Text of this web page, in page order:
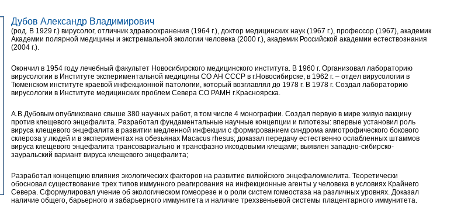
Дубов Александр Владимирович
(род. В 1929 г.) вирусолог, отличник здравоохранения (1964 г.), доктор медицинских наук (1967 г.), профессор (1967), академик
Академии полярной медицины и экстремальной экологии человека (2000 г.), академик Российской академии естествознания
(2004 г.).
Окончил в 1954 году лечебный факультет Новосибирского медицинского института. В 1960 г. Организовал лабораторию
вирусологии в Институте экспериментальной медицины СО АН СССР в г.Новосибирске, в 1962 г. – отдел вирусологии в
Тюменском институте краевой инфекционной патологии, который возглавлял до 1978 г. В 1978 г. Создал лабораторию
вирусологии в Институте медицинских проблем Севера СО РАМН г.Красноярска.
А.В.Дубовым опубликовано свыше 380 научных работ, в том числе 4 монографии. Создал первую в мире живую вакцину
против клещевого энцефалита. Разработал фундаментальные научные концепции и гипотезы: впервые установил роль
вируса клещевого энцефалита в развитии медленной инфекции с формированием синдрома амиотрофического бокового
склероза у людей и в экспериментах на обезьянах Macacus rhesus; доказал передачу естественно ослабленных штаммов
вируса клещевого энцефалита трансовариально и трансфазно иксодовыми клещами; выявлен западно-сибирско-
зауральский вариант вируса клещевого энцефалита;
Разработал концепцию влияния экологических факторов на развитие вилюйского энцефаломиелита. Теоретически
обосновал существование трех типов иммунного реагирования на инфекционные агенты у человека в условиях Крайнего
Севера. Сформулировал учение об экологическом гомеорезе и о роли систем гомеостаза на различных уровнях. Доказал
наличие общего, барьерного и забарьерного иммунитета и наличие трехзвеньевой системы плацентарного иммунитета.